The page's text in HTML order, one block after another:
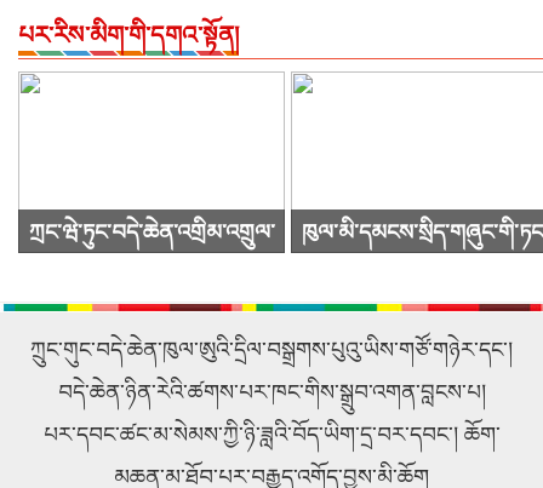
པར་རིས་མིག་གི་དགའ་སྟོན།
ཀྲང་ཝེ་ཏུང་བདེ་ཆེན་འགྲིམ་འགྲུལ་
ཕེབས་ནས་བརྟག་དཔྱད་གནང་བ།
འཚོགས།
ཀྲུང་གུང་བདེ་ཆེན་ཁུལ་ཨུའི་དྲིལ་བསྒྲགས་པུའུ་ཡིས་གཙོ་གཉེར་དང་།
བདེ་ཆེན་ཉིན་རེའི་ཚགས་པར་ཁང་གིས་སྒྲུབ་འགན་བླངས་པ།
པར་དབང་ཚང་མ་སེམས་ཀྱི་ཉི་ཟླའི་བོད་ཡིག་དྲ་བར་དབང་། ཆོག་
མཆན་མ་ཐོབ་པར་བརྒྱུད་འགོད་བྱས་མི་ཆོག